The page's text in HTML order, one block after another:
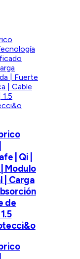
| Qi |
Modulo
| Carga
de